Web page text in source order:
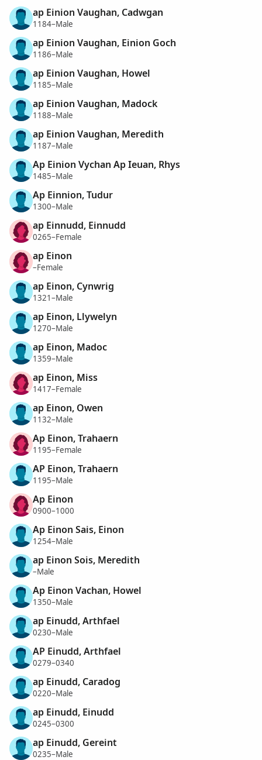
ap Einion Vaughan, Cadwgan
1184–Male
ap Einion Vaughan, Einion Goch
1186–Male
ap Einion Vaughan, Howel
1185–Male
ap Einion Vaughan, Madock
1188–Male
ap Einion Vaughan, Meredith
1187–Male
Ap Einion Vychan Ap Ieuan, Rhys
1485–Male
Ap Einnion, Tudur
1300–Male
ap Einnudd, Einnudd
0265–Female
ap Einon
–Female
ap Einon, Cynwrig
1321–Male
ap Einon, Llywelyn
1270–Male
ap Einon, Madoc
1359–Male
ap Einon, Miss
1417–Female
ap Einon, Owen
1132–Male
Ap Einon, Trahaern
1195–Female
AP Einon, Trahaern
1195–Male
Ap Einon
0900–1000
Ap Einon Sais, Einon
1254–Male
ap Einon Sois, Meredith
–Male
Ap Einon Vachan, Howel
1350–Male
ap Einudd, Arthfael
0230–Male
AP Einudd, Arthfael
0279–0340
ap Einudd, Caradog
0220–Male
ap Einudd, Einudd
0245–0300
ap Einudd, Gereint
0235–Male